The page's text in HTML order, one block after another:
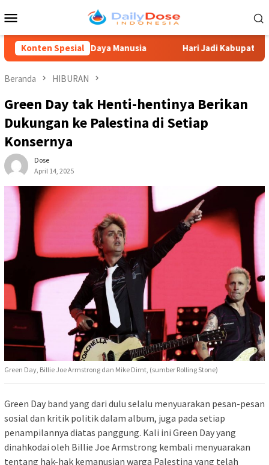
ke
Mobile
Konten Spesial
Daya Manusia Hari Jadi Kabupaten Blitar 702,
Beranda HIBURAN
Green Day tak Henti-hentinya Berikan
Dukungan ke Palestina di Setiap
Konsernya
Dose
April 14, 2025
Green Day, Billie Joe Armstrong dan Mike Dirnt, (sumber Rolling Stone)
Green Day band yang dari dulu selalu menyuarakan pesan-pesan
sosial dan kritik politik dalam album, juga pada setiap
penampilannya diatas panggung. Kali ini Green Day yang
dinahkodai oleh Billie Joe Armstrong kembali menyuarakan
tentang hak-hak kemanusian warga Palestina yang telah